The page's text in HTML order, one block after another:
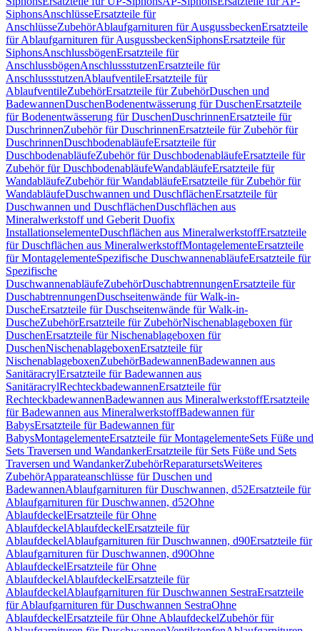
SiphonsAnschlüsseErsatzteile für
AnschlüsseZubehörAblaufgarnituren für AusgussbeckenErsatzteile
für Ablaufgarnituren für AusgussbeckenSiphonsErsatzteile für
SiphonsAnschlussbögenErsatzteile für
AnschlussbögenAnschlussstutzenErsatzteile für
AnschlussstutzenAblaufventileErsatzteile für
AblaufventileZubehörErsatzteile für ZubehörDuschen und
BadewannenDuschenBodenentwässerung für DuschenErsatzteile
für Bodenentwässerung für DuschenDuschrinnenErsatzteile für
DuschrinnenZubehör für DuschrinnenErsatzteile für Zubehör für
DuschrinnenDuschbodenabläufeErsatzteile für
DuschbodenabläufeZubehör für DuschbodenabläufeErsatzteile für
Zubehör für DuschbodenabläufeWandabläufeErsatzteile für
WandabläufeZubehör für WandabläufeErsatzteile für Zubehör für
WandabläufeDuschwannen und DuschflächenErsatzteile für
Duschwannen und DuschflächenDuschflächen aus
Mineralwerkstoff und Geberit Duofix
InstallationselementeDuschflächen aus MineralwerkstoffErsatzteile
für Duschflächen aus MineralwerkstoffMontagelementeErsatzteile
für MontagelementeSpezifische DuschwannenabläufeErsatzteile für
Spezifische
DuschwannenabläufeZubehörDuschabtrennungenErsatzteile für
DuschabtrennungenDuschseitenwände für Walk-in-
DuscheErsatzteile für Duschseitenwände für Walk-in-
DuscheZubehörErsatzteile für ZubehörNischenablageboxen für
DuschenErsatzteile für Nischenablageboxen für
DuschenNischenablageboxenErsatzteile für
NischenablageboxenZubehörBadewannenBadewannen aus
SanitäracrylErsatzteile für Badewannen aus
SanitäracrylRechteckbadewannenErsatzteile für
RechteckbadewannenBadewannen aus MineralwerkstoffErsatzteile
für Badewannen aus MineralwerkstoffBadewannen für
BabysErsatzteile für Badewannen für
BabysMontagelementeErsatzteile für MontagelementeSets Füße und
Sets Traversen und WandankerErsatzteile für Sets Füße und Sets
Traversen und WandankerZubehörReparatursetsWeiteres
ZubehörApparateanschlüsse für Duschen und
BadewannenAblaufgarnituren für Duschwannen, d52Ersatzteile für
Ablaufgarnituren für Duschwannen, d52Ohne
AblaufdeckelErsatzteile für Ohne
AblaufdeckelAblaufdeckelErsatzteile für
AblaufdeckelAblaufgarnituren für Duschwannen, d90Ersatzteile für
Ablaufgarnituren für Duschwannen, d90Ohne
AblaufdeckelErsatzteile für Ohne
AblaufdeckelAblaufdeckelErsatzteile für
AblaufdeckelAblaufgarnituren für Duschwannen SestraErsatzteile
für Ablaufgarnituren für Duschwannen SestraOhne
AblaufdeckelErsatzteile für Ohne AblaufdeckelZubehör für